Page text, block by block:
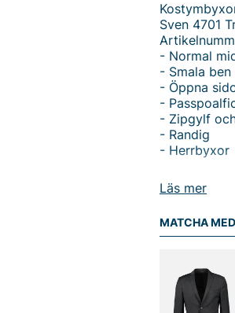
Läs mer
Sven 4701
- Normal
- Smala ben
- Öppna
-
- Zipgylf
- Randig
- Herrbyxor
Tack för att
Vingåker.
MATCHA MED